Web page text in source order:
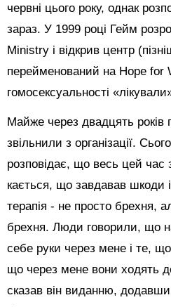
червні цього року, однак
зараз. У 1999 році Гейм
Ministry і відкрив центр
перейменований на Hope for
гомосексуальності
Майже через двадцять років
звільнили з організації.
розповідає, що весь цей час
кається, що завдавав шкоди
терапія - не просто брехня,
брехня. Люди говорили, що
себе руки через мене і те,
що через мене вони ходять
сказав він виданню,